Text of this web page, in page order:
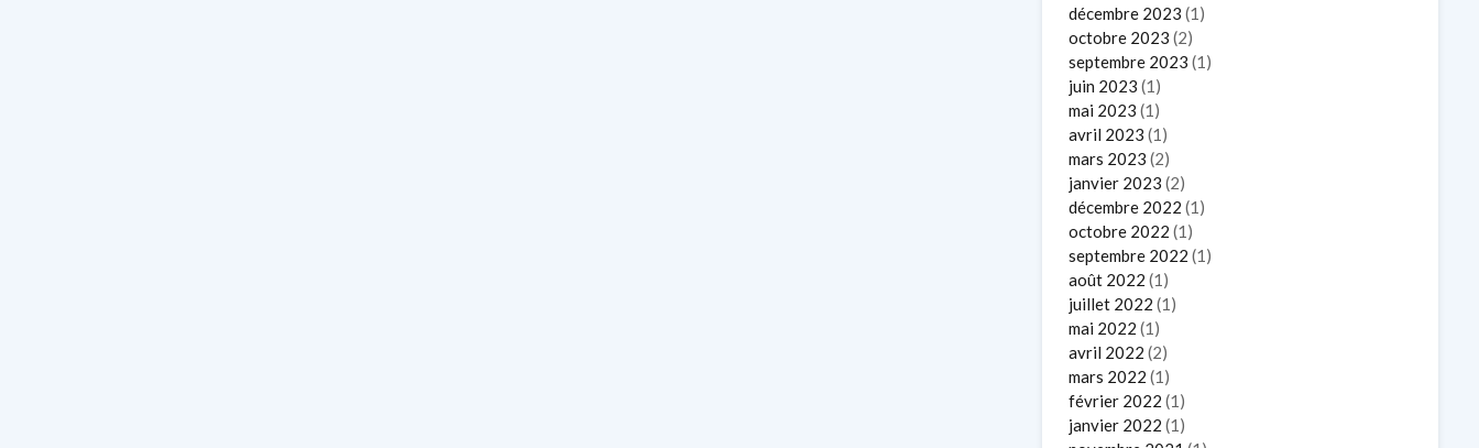
décembre 2023 (1)
octobre 2023 (2)
septembre 2023 (1)
juin 2023 (1)
mai 2023 (1)
avril 2023 (1)
mars 2023 (2)
janvier 2023 (2)
décembre 2022 (1)
octobre 2022 (1)
septembre 2022 (1)
août 2022 (1)
juillet 2022 (1)
mai 2022 (1)
avril 2022 (2)
mars 2022 (1)
février 2022 (1)
janvier 2022 (1)